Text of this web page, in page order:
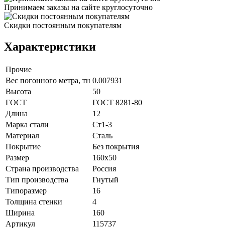
Принимаем заказы на сайте круглосуточно
Скидки постоянным покупателям
Характеристики
Прочие
Вес погонного метра, тн 0.007931
Высота
50
ГОСТ
ГОСТ 8281-80
Длина
12
Марка стали
Ст1-3
Материал
Сталь
Покрытие
Без покрытия
Размер
160х50
Страна производства
Россия
Тип производства
Гнутый
Типоразмер
16
Толщина стенки
4
Ширина
160
Артикул
115737